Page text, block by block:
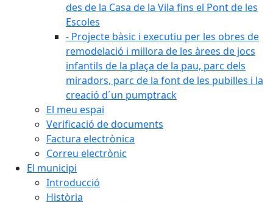
des de la Casa de la Vila fins el Pont de les
Escoles
- Projecte bàsic i executiu per les obres de
remodelació i millora de les àrees de jocs
infantils de la plaça de la pau, parc dels
miradors, parc de la font de les pubilles i la
creació d´un pumptrack
El meu espai
Verificació de documents
Factura electrònica
Correu electrònic
El municipi
Introducció
Història